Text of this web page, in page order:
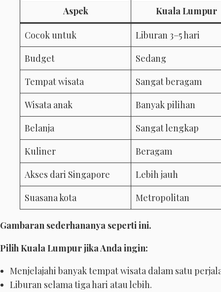
Aspek Kuala Lumpur
Cocok untuk
Liburan 3–5 hari
Budget
Sedang
Tempat wisata
Sangat beragam
Wisata anak
Banyak pilihan
Belanja
Sangat lengkap
Kuliner
Beragam
Akses dari Singapore
Lebih jauh
Suasana kota
Metropolitan
Gambaran sederhananya seperti ini.
Pilih Kuala Lumpur jika Anda ingin:
Menjelajahi banyak tempat wisata dalam satu
Liburan selama tiga hari atau lebih.